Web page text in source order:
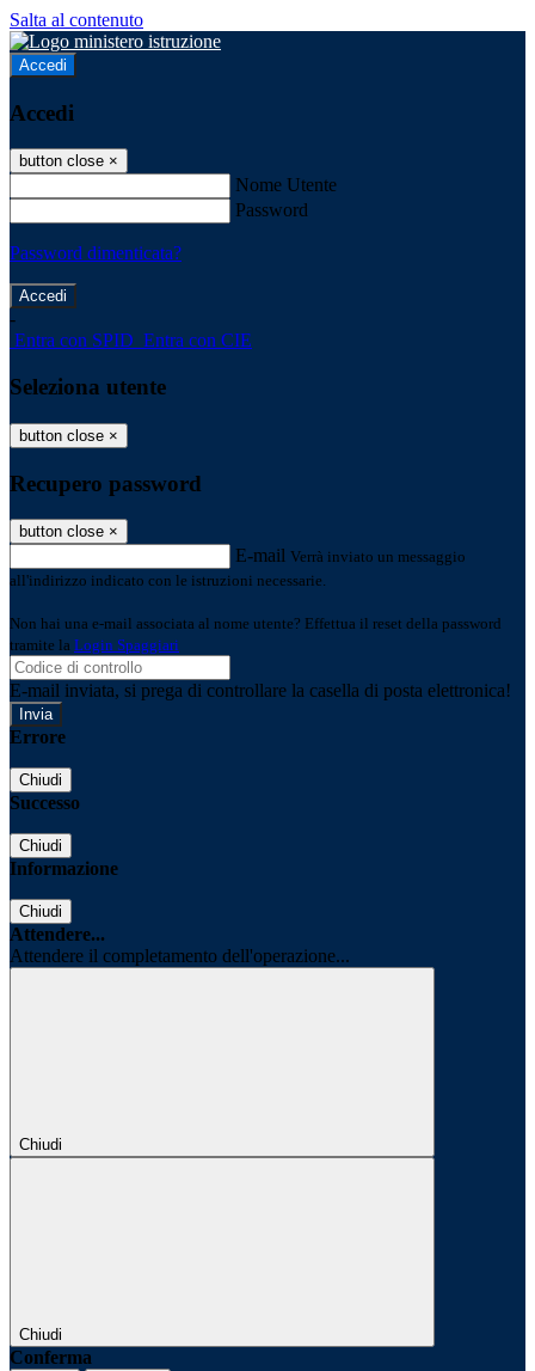
Salta al contenuto
Accedi
Accedi
button close ×
Nome Utente
Password
Password dimenticata?
-
Entra con SPID Entra con CIE
Seleziona utente
button close ×
Recupero password
button close ×
E-mail Verrà inviato un messaggio
all'indirizzo indicato con le istruzioni necessarie.
Non hai una e-mail associata al nome utente? Effettua il reset della password
tramite la Login Spaggiari
E-mail inviata, si prega di controllare la casella di posta elettronica!
Errore
Chiudi
Successo
Chiudi
Informazione
Chiudi
Attendere...
Attendere il completamento dell'operazione...
Chiudi
Chiudi
Conferma